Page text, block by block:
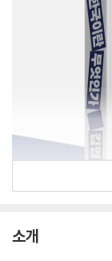
소개